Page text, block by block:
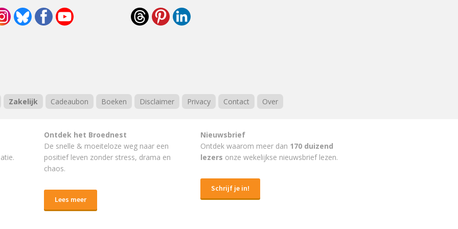
Zakelijk Cadeaubon Boeken Disclaimer Privacy Contact Over
Ontdek het Broednest
De snelle & moeiteloze weg naar een
positief leven zonder stress, drama en
chaos.
Lees meer
Nieuwsbrief
Ontdek waarom meer dan 170 duizend
lezers onze wekelijkse nieuwsbrief lezen.
Schrijf je in!